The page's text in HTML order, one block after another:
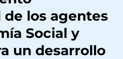
los agentes
Social y
un desarrollo